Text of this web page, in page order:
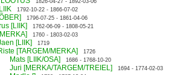
1826-04-27 - 1892-03-06
1792-10-22 - 1866-07-02
1796-07-25 - 1861-04-06
[LIIK] 1762-06-09 - 1808-05-21
1760 - 1803-02-03
[LIIK] 1719
[TARGEM/MERKA] 1726
Mats [LIIK/OSA] 1686 - 1768-10-20
Juri [MERKA/TARGEM/TREIEL] 1694 - 1774-02-03